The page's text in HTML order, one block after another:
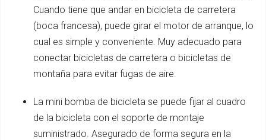
Cuando tiene que andar en bicicleta de carretera
(boca francesa), puede girar el motor de arranque, lo
cual es simple y conveniente. Muy adecuado para
conectar bicicletas de carretera o bicicletas de
montaña para evitar fugas de aire.
La mini bomba de bicicleta se puede fijar al cuadro
de la bicicleta con el soporte de montaje
suministrado. Asegurado de forma segura en la